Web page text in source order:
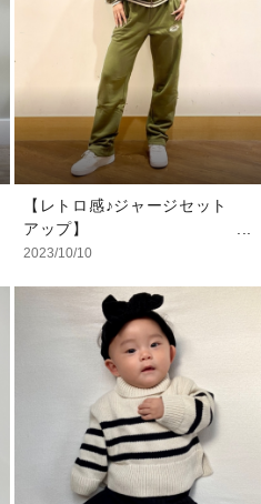
イズ9〜11号)25インチ
【スタッフ着用サイズ】
シャツ：XL
スカート：XS
【レトロ感♪ジャージセット
アップ】
カラーリングやワッペン、横
さを 感じられてこちらの商
品も女子ウケとてもいいで
す！ パンツのシルエットも
細いので小柄の女性も着用で
き、 メンズの方もルーズに
着こなしても今時だと思いま
す！ クルーネック多い方是
非ジップ付き試してみてくだ
2023/10/10